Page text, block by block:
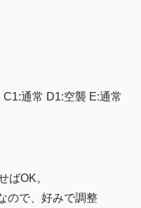
通常 D1:空襲 E:通常
ばOK。
ので、好みで調整